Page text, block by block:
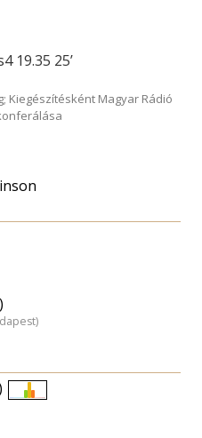
19.35 25’
Kiegészítésként Magyar Rádió